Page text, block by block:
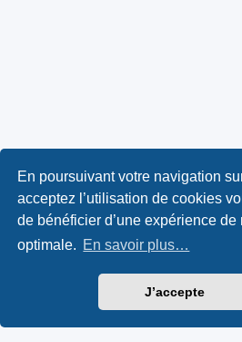
En poursuivant votre navigation
acceptez l’utilisation de cookies
de bénéficier d’une expérience de
optimale. En savoir plus…
J’accepte